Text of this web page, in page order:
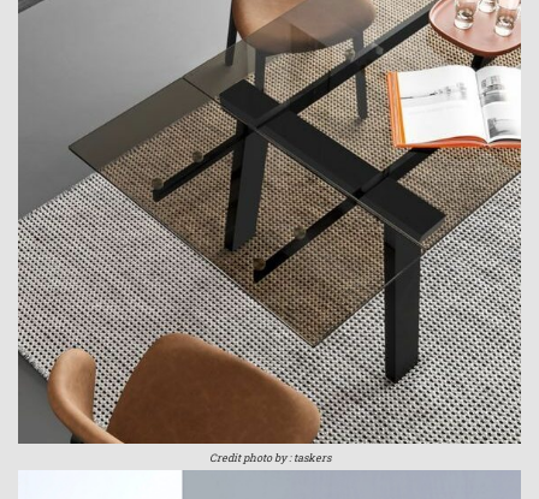
Credit photo by : taskers